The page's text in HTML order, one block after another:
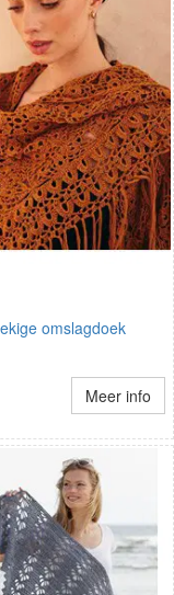
omslagdoek
Meer info